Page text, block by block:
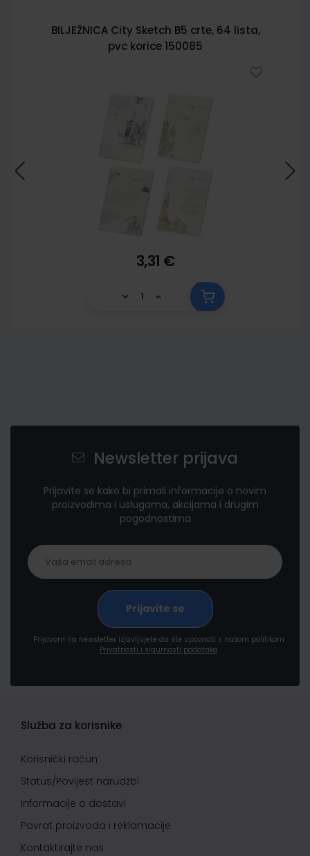
BILJEŽNICA City Sketch B5 crte, 64 lista,
pvc korice 150085
3,31 €
Newsletter prijava
Prijavite se kako bi primali informacije o novim
proizvodima i uslugama, akcijama i drugim
pogodnostima
Prijavom na newsletter izjavljujete da ste upoznati s našom politikom
Privatnosti i sigurnosti podataka
Služba za korisnike
Korisnički račun
Status/Povijest narudžbi
Informacije o dostavi
Povrat proizvoda i reklamacije
Kontaktirajte nas